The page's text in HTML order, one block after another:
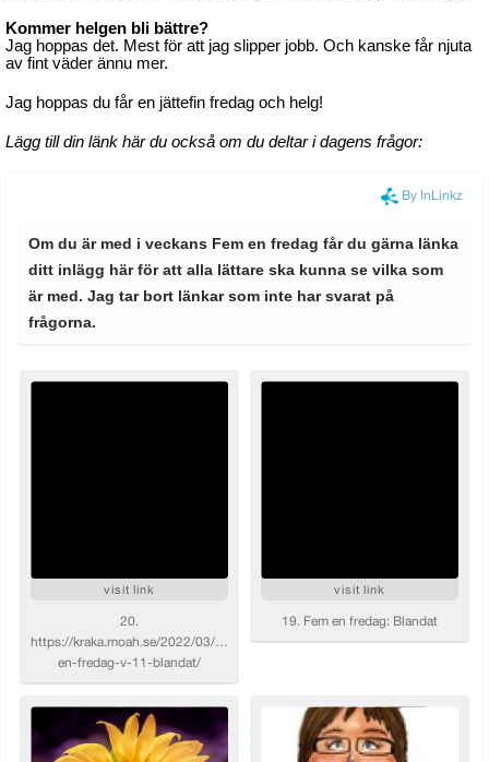
Kommer helgen bli bättre?
Jag hoppas det. Mest för att jag slipper jobb. Och kanske får njuta
av fint väder ännu mer.
Jag hoppas du får en jättefin fredag och helg!
Lägg till din länk här du också om du deltar i dagens frågor: